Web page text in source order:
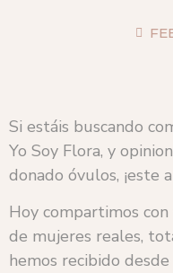
Si estáis buscando
Yo Soy Flora, y
donado óvulos, ¡este
Hoy compartimos
de mujeres reales,
hemos recibido